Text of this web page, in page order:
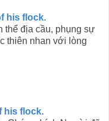
his flock.
thể địa cầu, phụng sự
thiên nhan với lòng
his flock.